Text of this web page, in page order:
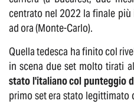
centrato nel 2022 la finale
ad ora (Monte-Carlo).
Quella tedesca ha finito col
in scena due set molto tirati
stato l'italiano col punteggio
primo set era stato legittimato